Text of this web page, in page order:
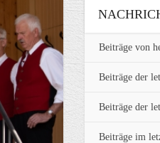
Beiträge von
Beiträge der
Beiträge der
Beiträge im